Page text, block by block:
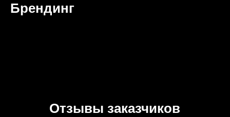
Брендинг
Отзывы заказчиков